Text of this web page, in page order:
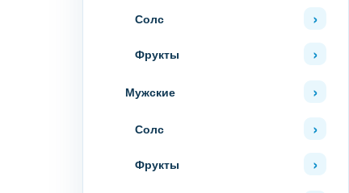
Солс
Фрукты
Мужские
Солс
Фрукты